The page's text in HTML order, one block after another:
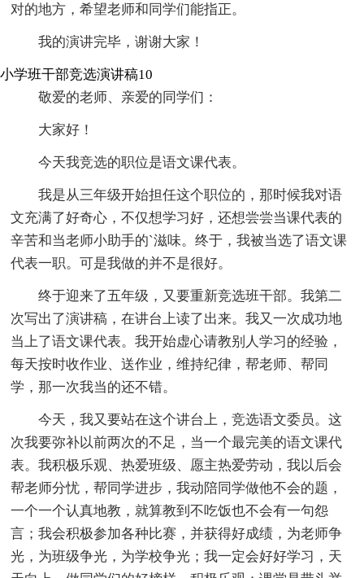
对的地方，希望老师和同学们能指正。
我的演讲完毕，谢谢大家！
小学班干部竞选演讲稿10
敬爱的老师、亲爱的同学们：
大家好！
今天我竞选的职位是语文课代表。
我是从三年级开始担任这个职位的，那时候我对语
文充满了好奇心，不仅想学习好，还想尝尝当课代表的
辛苦和当老师小助手的`滋味。终于，我被当选了语文课
代表一职。可是我做的并不是很好。
终于迎来了五年级，又要重新竞选班干部。我第二
次写出了演讲稿，在讲台上读了出来。我又一次成功地
当上了语文课代表。我开始虚心请教别人学习的经验，
每天按时收作业、送作业，维持纪律，帮老师、帮同
学，那一次我当的还不错。
今天，我又要站在这个讲台上，竞选语文委员。这
次我要弥补以前两次的不足，当一个最完美的语文课代
表。我积极乐观、热爱班级、愿主热爱劳动，我以后会
帮老师分忧，帮同学进步，我动陪同学做他不会的题，
一个一个认真地教，就算教到不吃饭也不会有一句怨
言；我会积极参加各种比赛，并获得好成绩，为老师争
光，为班级争光，为学校争光；我一定会好好学习，天